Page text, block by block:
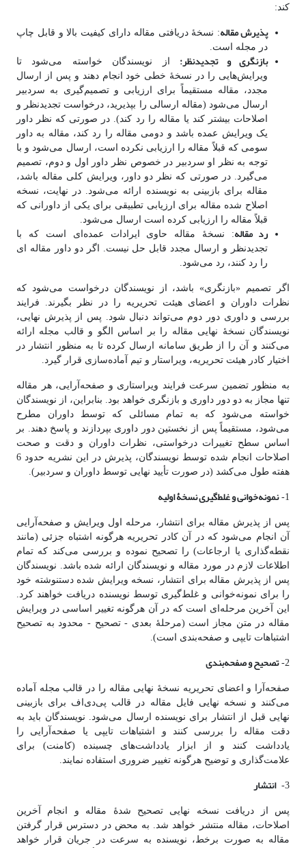
کند:
پذیرش مقاله: نسخۀ دریافتی مقاله دارای کیفیت بالا و قابل چاپ
در مجله است.
بازنگری و تجدیدنظر: از نویسندگان خواسته می‌شود تا
ویرایش‌هایی را در نسخۀ خطی خود انجام دهند و پس از ارسال
مجدد، مقاله مستقیماً برای ارزیابی و تصمیم‌گیری به سردبیر
ارسال می‌شود (مقاله ارسالی را بپذیرید، درخواست تجدیدنظر و
اصلاحات بیشتر کند یا مقاله را رد کند). در صورتی که نظر داور
یک ویرایش عمده باشد و دومی مقاله را رد کند، مقاله به داور
سومی که قبلاً مقاله را ارزیابی نکرده است، ارسال می‌شود و با
توجه به نظر او سردبیر در خصوص نظر داور اول و دوم، تصمیم
می‌گیرد. در صورتی که نظر دو داور، ویرایش کلی مقاله باشد،
مقاله برای بازبینی به نویسنده ارائه می‌شود. در نهایت، نسخه
اصلاح شده مقاله برای ارزیابی تطبیقی برای یکی از داورانی که
قبلاً مقاله را ارزیابی کرده است ارسال می‌شود.
رد مقاله: نسخۀ مقاله حاوی ایرادات عمده‌ای است که با
تجدیدنظر و ارسال مجدد قابل حل نیست. اگر دو داور مقاله ای
را رد کنند، رد می‌شود.
اگر تصمیم «بازنگری» باشد، از نویسندگان درخواست می‌شود که
نظرات داوران و اعضای هیئت تحریریه را در نظر بگیرند. فرایند
بررسی و داوری دور دوم می‌تواند دنبال شود. پس از پذیرش نهایی،
نویسندگان نسخۀ نهایی مقاله را بر اساس الگو و قالب مجله ارائه
می‌کنند و آن را از طریق سامانه ارسال کرده تا به منظور انتشار در
اختیار کادر هیئت تحریریه، ویراستار و تیم آماده‌سازی قرار گیرد.
به منظور تضمین سرعت فرایند ویراستاری و صفحه‌آرایی، هر مقاله
تنها مجاز به دو دور داوری و بازنگری خواهد بود. بنابراین، از نویسندگان
خواسته می‌شود که به تمام مسائلی که توسط داوران مطرح
می‌شود، مستقیماً پس از نخستین دور داوری بپردازند و پاسخ دهند. بر
اساس سطح تغییرات درخواستی، نظرات داوران و دقت و صحت
اصلاحات انجام شده توسط نویسندگان، پذیرش در این نشریه حدود 6
هفته طول می‌کشد (در صورت تأیید نهایی توسط داوران و سردبیر).
1- نمونه‌خوانی و غلط‌گیری نسخۀ اولیه
پس از پذیرش مقاله برای انتشار، مرحله اول ویرایش و صفحه‌آرایی
آن انجام می‌شود که در آن کادر تحریریه هرگونه اشتباه جزئی (مانند
نقطه‌گذاری یا ارجاعات) را تصحیح نموده و بررسی می‌کند که تمام
اطلاعات لازم در مورد مقاله و نویسندگان ارائه شده باشد. نویسندگان
پس از پذیرش مقاله برای انتشار، نسخه ویرایش شده دستنوشته خود
را برای نمونه‌خوانی و غلط‌گیری توسط نویسنده دریافت خواهند کرد.
این آخرین مرحله‌ای است که در آن هرگونه تغییر اساسی در ویرایش
مقاله در متن مجاز است (مرحلۀ بعدی - تصحیح - محدود به تصحیح
اشتباهات تایپی و صفحه‌بندی است).
2- تصحیح و صفحه‌بندی
صفحه‌آرا و اعضای تحریریه نسخۀ نهایی مقاله را در قالب مجله آماده
می‌کنند و نسخه نهایی فایل مقاله در قالب پی‌دی‌اف برای بازبینی
نهایی قبل از انتشار برای نویسنده ارسال می‌شود. نویسندگان باید به‌
دقت مقاله را بررسی کنند و اشتباهات تایپی یا صفحه‌آرایی را
یادداشت کنند و از ابزار یادداشت‌های چسبنده (کامنت) برای
علامت‌گذاری و توضیح هرگونه تغییر ضروری استفاده نمایند.
3- انتشار
پس از دریافت نسخه نهایی تصحیح شدۀ مقاله و انجام آخرین
اصلاحات، مقاله منتشر خواهد شد. به محض در دسترس قرار گرفتن
مقاله به صورت برخط، نویسنده به سرعت در جریان قرار خواهد